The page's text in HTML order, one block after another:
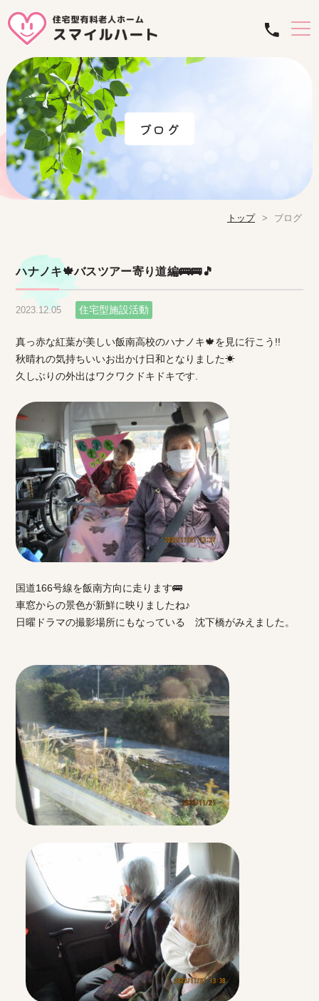
ブログ
トップ ブログ
ハナノキ🍁バスツアー寄り道編🚌🚌🎵
2023.12.05 住宅型施設活動
真っ赤な紅葉が美しい飯南高校のハナノキ🍁を見に行こう!!
秋晴れの気持ちいいお出かけ日和となりました☀
久しぶりの外出はワクワクドキドキです.
国道166号線を飯南方向に走ります🚌
車窓からの景色が新鮮に映りましたね♪
日曜ドラマの撮影場所にもなっている 沈下橋がみえました。